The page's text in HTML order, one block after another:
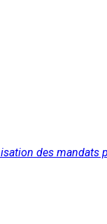
des mandats